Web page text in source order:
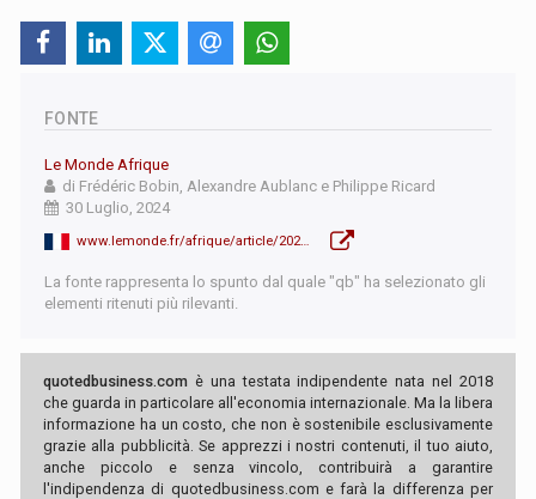
FONTE
Le Monde Afrique
di Frédéric Bobin, Alexandre Aublanc e Philippe Ricard
30 Luglio, 2024
www.lemonde.fr/afrique/article/2024/07/30/sahara-occidental-paris-s-aligne-sur-la-position-de-rabat-au-risque-d-une-nouvelle-crise-avec-l-algerie_6261880_3212.html
La fonte rappresenta lo spunto dal quale "qb" ha selezionato gli
elementi ritenuti più rilevanti.
quotedbusiness.com è una testata indipendente nata nel 2018
che guarda in particolare all'economia internazionale. Ma la libera
informazione ha un costo, che non è sostenibile esclusivamente
grazie alla pubblicità. Se apprezzi i nostri contenuti, il tuo aiuto,
anche piccolo e senza vincolo, contribuirà a garantire
l'indipendenza di quotedbusiness.com e farà la differenza per